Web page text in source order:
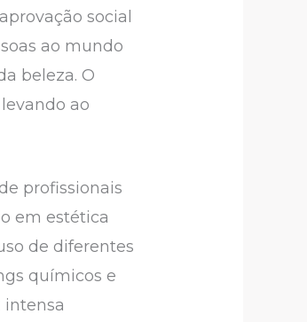
social
ao mundo
beleza. O
ao
profissionais
em estética
de diferentes
químicos e
intensa